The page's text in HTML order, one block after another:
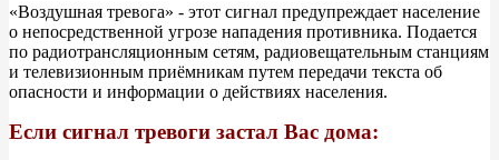
«Воздушная тревога» - этот сигнал предупреждает население
о непосредственной угрозе нападения противника. Подается
по радиотрансляционным сетям, радиовещательным станциям
и телевизионным приёмникам путем передачи текста об
опасности и информации о действиях населения.
Если сигнал тревоги застал Вас дома: